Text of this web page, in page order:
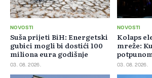
NOVOSTI
Suša prijeti BiH: Energetski
gubici mogli bi dostići 100
miliona eura godišnje
03. 08. 2026.
NOVOSTI
Kolaps
mreže:
03. 08. 2026.